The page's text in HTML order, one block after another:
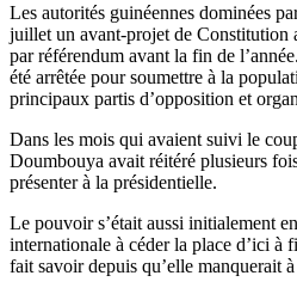
Les autorités guinéennes dominées
juillet un avant-projet de Constitution
par référendum avant la fin de
été arrêtée pour soumettre à la
principaux partis d’opposition et
Dans les mois qui avaient suivi le
Doumbouya avait réitéré plusieurs
présenter à la présidentielle.
Le pouvoir s’était aussi initialement
internationale à céder la place d’ici à
fait savoir depuis qu’elle manquerait à